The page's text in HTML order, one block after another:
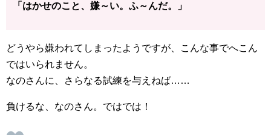
「はかせのこと、嫌～い。ふ～んだ。」
どうやら嫌われてしまったようですが、こんな事でへこん
ではいられません。
なのさんに、さらなる試練を与えねば……
負けるな、なのさん。ではでは！